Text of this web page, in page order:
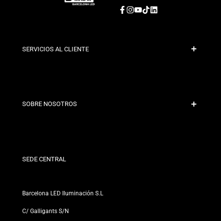
Facebook
Instagram
YouTube
TikTokLinkedIn
SERVICIOS AL CLIENTE
Contacto
SOBRE NOSOTROS
Nuestras Tiendas
SEDE CENTRAL
Barcelona LED Iluminación S.L
C/ Galligants S/N